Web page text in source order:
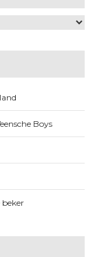
Boys
beker